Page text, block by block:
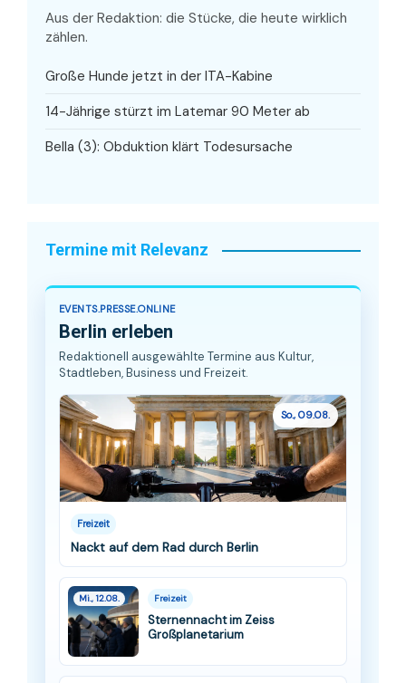
Aus der Redaktion: die Stücke, die heute wirklich
zählen.
Große Hunde jetzt in der ITA-Kabine
14-Jährige stürzt im Latemar 90 Meter ab
Bella (3): Obduktion klärt Todesursache
Termine mit Relevanz
EVENTS.PRESSE.ONLINE
Berlin erleben
Redaktionell ausgewählte Termine aus Kultur,
Stadtleben, Business und Freizeit.
So., 09.08.
Freizeit
Nackt auf dem Rad durch Berlin
Mi., 12.08. Freizeit
Sternennacht im Zeiss
Großplanetarium